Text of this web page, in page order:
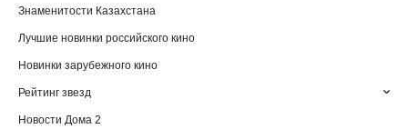
Знаменитости Казахстана
Лучшие новинки российского кино
Новинки зарубежного кино
Рейтинг звезд
Новости Дома 2